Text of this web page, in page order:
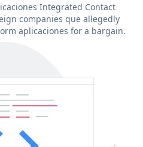
Integrated Contact
companies que allegedly
aplicaciones for a bargain.